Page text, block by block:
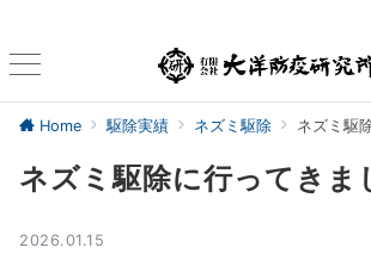
Home 駆除実績 ネズミ駆除 ネズミ駆
ネズミ駆除に行ってきま
2026.01.15